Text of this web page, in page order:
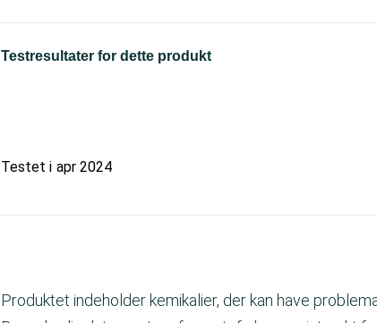
Testresultater for dette produkt
Testet i apr 2024
Produktet indeholder kemikalier, der kan have